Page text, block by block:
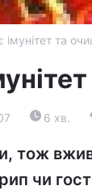
імунітет та
6 хв.
тож
чи